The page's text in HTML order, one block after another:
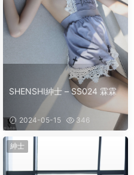
SHENSHI紳士 – SS024 霖霖
2024-05-15 346
紳士